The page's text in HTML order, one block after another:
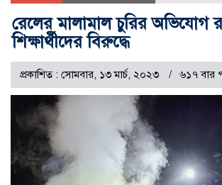
রেলের মালামাল চুরির অভিযোগ
শিক্ষার্থীদের বিরুদ্ধে
প্রকাশিত : সোমবার, ১৩ মার্চ, ২০২৩ ৬১৭ বার